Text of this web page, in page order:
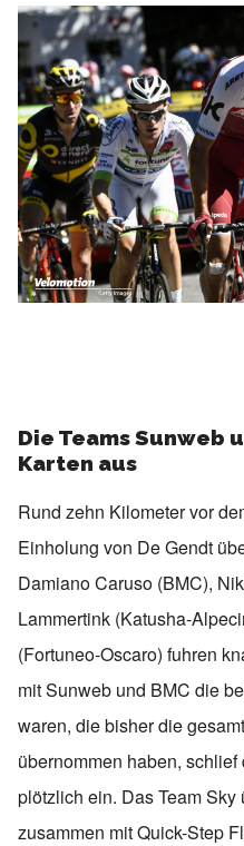
Die Teams Sunweb
Karten aus
Rund zehn Kilometer vor
Einholung von De Gendt
Damiano Caruso (BMC),
Lammertink (Katusha-
(Fortuneo-Oscaro) fuhren
mit Sunweb und BMC die
waren, die bisher die
übernommen haben,
plötzlich ein. Das Team
zusammen mit Quick-Step